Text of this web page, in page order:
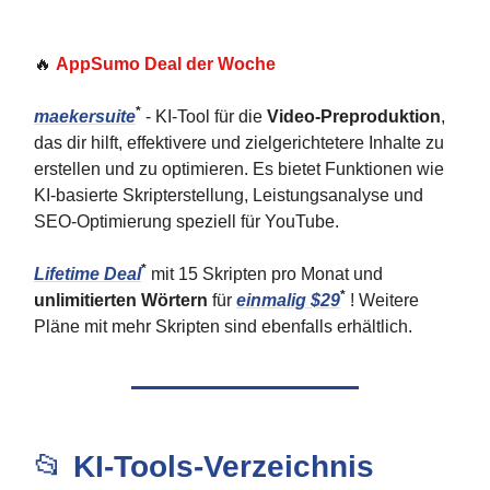
🔥 AppSumo Deal der Woche
maekersuite* - KI-Tool für die Video-Preproduktion,
das dir hilft, effektivere und zielgerichtetere Inhalte zu
erstellen und zu optimieren. Es bietet Funktionen wie
KI-basierte Skripterstellung, Leistungsanalyse und
SEO-Optimierung speziell für YouTube.
Lifetime Deal* mit 15 Skripten pro Monat und
unlimitierten Wörtern für einmalig $29* ! Weitere
Pläne mit mehr Skripten sind ebenfalls erhältlich.
📂 KI-Tools-Verzeichnis